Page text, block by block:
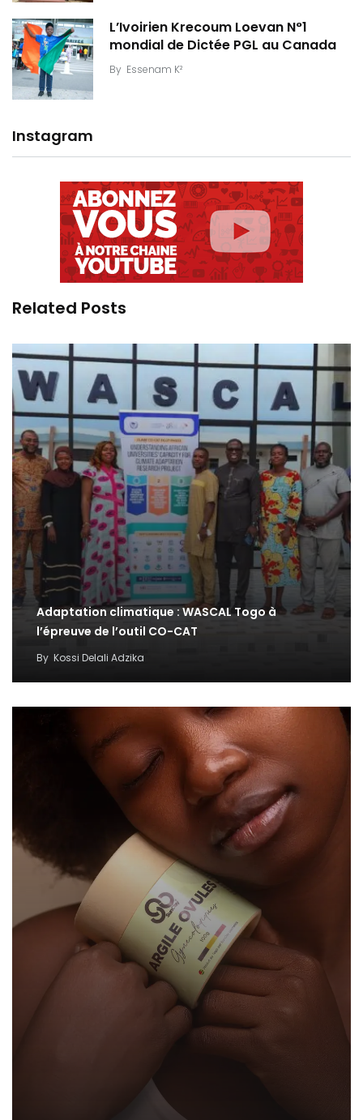
L’Ivoirien Krecoum Loevan N°1
mondial de Dictée PGL au Canada
By Essenam K²
Instagram
Related Posts
Adaptation climatique : WASCAL Togo à
l’épreuve de l’outil CO-CAT
By Kossi Delali Adzika